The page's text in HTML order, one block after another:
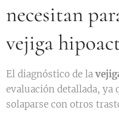
necesitan
vejiga
El diagnóstico de la
evaluación detallada, ya
solaparse con otros